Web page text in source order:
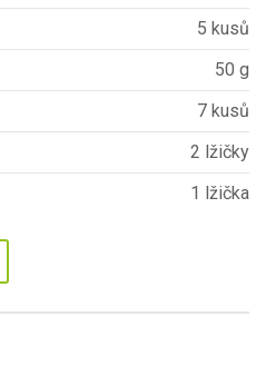
5 kusů
50 g
7 kusů
2 lžičky
1 lžička